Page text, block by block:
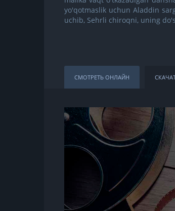
yo'qotmaslik uchun Aladdin
uchib, Sehrli chiroqni, uning
СМОТРЕТЬ ОНЛАЙН